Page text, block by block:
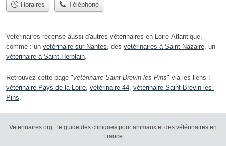
Horaires Téléphone
Veterinaires recense aussi d'autres vétérinaires en Loire-Atlantique,
comme : un vétérinaire sur Nantes , des vétérinaires à Saint-Nazaire , un
vétérinaire à Saint-Herblain
Retrouvez cette page "vétérinaire Saint-Brevin-les-Pins" via les liens :
vétérinaire Pays de la Loire vétérinaire 44 vétérinaire Saint-Brevin-les-
Pins
Veterinaires.org : le guide des cliniques pour animaux et des vétérinaires en
France